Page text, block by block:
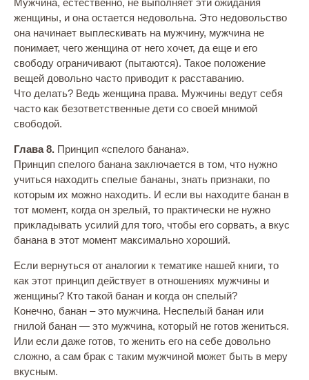
Мужчина, естественно, не выполняет эти ожидания
женщины, и она остается недовольна. Это недовольство
она начинает выплескивать на мужчину, мужчина не
понимает, чего женщина от него хочет, да еще и его
свободу ограничивают (пытаются). Такое положение
вещей довольно часто приводит к расставанию.
Что делать? Ведь женщина права. Мужчины ведут себя
часто как безответственные дети со своей мнимой
свободой.
Глава 8. Принцип «спелого банана».
Принцип спелого банана заключается в том, что нужно
учиться находить спелые бананы, знать признаки, по
которым их можно находить. И если вы находите банан в
тот момент, когда он зрелый, то практически не нужно
прикладывать усилий для того, чтобы его сорвать, а вкус
банана в этот момент максимально хороший.
Если вернуться от аналогии к тематике нашей книги, то
как этот принцип действует в отношениях мужчины и
женщины? Кто такой банан и когда он спелый?
Конечно, банан – это мужчина. Неспелый банан или
гнилой банан — это мужчина, который не готов жениться.
Или если даже готов, то женить его на себе довольно
сложно, а сам брак с таким мужчиной может быть в меру
вкусным.